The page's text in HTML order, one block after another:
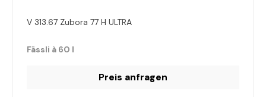
V 313.67 Zubora 77 H ULTRA
Fässli à 60 l
Preis anfragen